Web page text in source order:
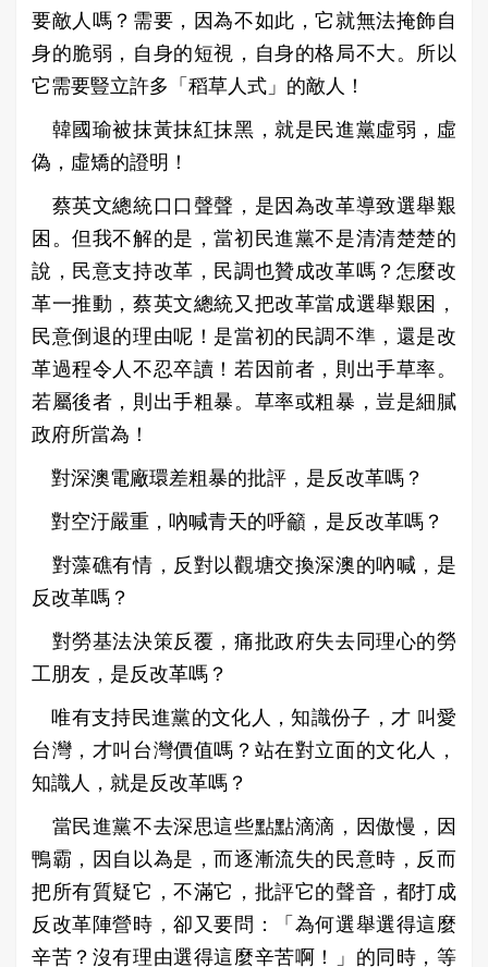
要敵人嗎？需要，因為不如此，它就無法掩飾自
身的脆弱，自身的短視，自身的格局不大。所以
它需要豎立許多「稻草人式」的敵人！
韓國瑜被抹黃抹紅抹黑，就是民進黨虛弱，虛
偽，虛矯的證明！
蔡英文總統口口聲聲，是因為改革導致選舉艱
困。但我不解的是，當初民進黨不是清清楚楚的
說，民意支持改革，民調也贊成改革嗎？怎麼改
革一推動，蔡英文總統又把改革當成選舉艱困，
民意倒退的理由呢！是當初的民調不準，還是改
革過程令人不忍卒讀！若因前者，則出手草率。
若屬後者，則出手粗暴。草率或粗暴，豈是細膩
政府所當為！
對深澳電廠環差粗暴的批評，是反改革嗎？
對空汙嚴重，吶喊青天的呼籲，是反改革嗎？
對藻礁有情，反對以觀塘交換深澳的吶喊，是
反改革嗎？
對勞基法決策反覆，痛批政府失去同理心的勞
工朋友，是反改革嗎？
唯有支持民進黨的文化人，知識份子，才 叫愛
台灣，才叫台灣價值嗎？站在對立面的文化人，
知識人，就是反改革嗎？
當民進黨不去深思這些點點滴滴，因傲慢，因
鴨霸，因自以為是，而逐漸流失的民意時，反而
把所有質疑它，不滿它，批評它的聲音，都打成
反改革陣營時，卻又要問：「為何選舉選得這麼
辛苦？沒有理由選得這麼辛苦啊！」的同時，等